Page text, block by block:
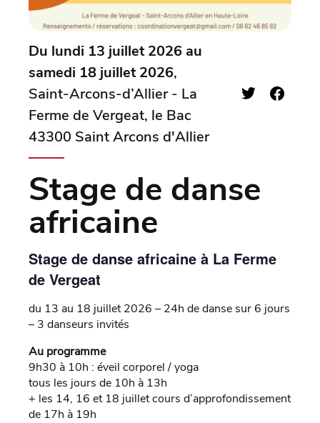
Du lundi 13 juillet 2026 au
samedi 18 juillet 2026,
Saint-Arcons-d’Allier - La
Ferme de Vergeat, le Bac
43300 Saint Arcons d'Allier
Stage de danse
africaine
Stage de danse africaine à La Ferme
de Vergeat
du 13 au 18 juillet 2026 – 24h de danse sur 6 jours
– 3 danseurs invités
Au programme
9h30 à 10h : éveil corporel / yoga
tous les jours de 10h à 13h
+ les 14, 16 et 18 juillet cours d’approfondissement
de 17h à 19h